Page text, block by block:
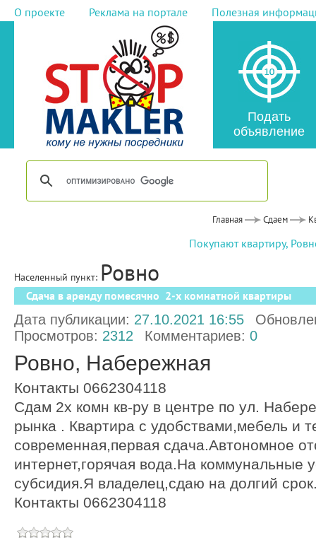
О проекте Реклама на портале Полезная
Подать
объявление
Главная Сдаем
Покупают квартиру,
Населенный пункт: Ровно
Сдача в аренду помесячно 2-х комнатной квартиры
Дата публикации: 27.10.2021 16:55
Просмотров: 2312 Комментариев: 0
Ровно, Набережная
Контакты 0662304118
Сдам 2х комн кв-ру в центре по ул.
рынка . Квартира с удобствами,мебель и
современная,первая сдача.Автономное
интернет,горячая вода.На коммунальные
субсидия.Я владелец,сдаю на долгий
Контакты 0662304118